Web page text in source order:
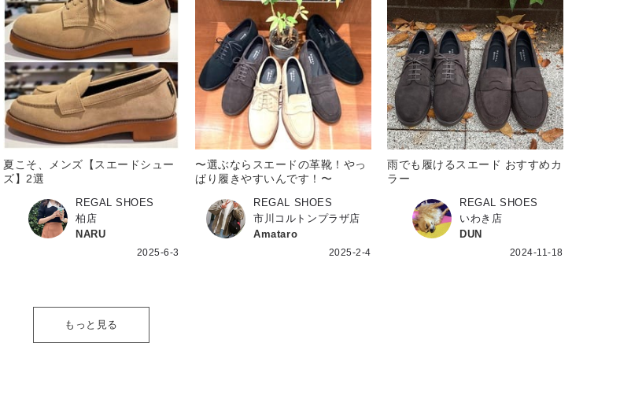
夏こそ、メンズ【スエードシュー
ズ】2選
REGAL SHOES
柏店
NARU
2025-6-3
〜選ぶならスエードの革靴！やっ
ぱり履きやすいんです！〜
REGAL SHOES
市川コルトンプラザ店
Amataro
2025-2-4
雨でも履けるスエード おすすめカ
ラー
REGAL SHOES
いわき店
DUN
2024-11-18
もっと見る